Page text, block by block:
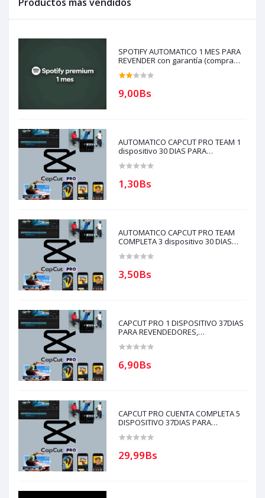
Productos más vendidos
SPOTIFY AUTOMATICO 1 MES PARA
REVENDER con garantía (compra
solo si tienes creditos)
9,00Bs
AUTOMATICO CAPCUT PRO TEAM 1
dispositivo 30 DIAS PARA
puede comprar) para soporte
1,30Bs
AUTOMATICO CAPCUT PRO TEAM
COMPLETA 3 dispositivo 30 DIAS
creditos puede comprar)
3,50Bs
CAPCUT PRO 1 DISPOSITIVO 37DIAS
PARA REVENDEDORES,
puede comprar, ) para soporte
6,90Bs
CAPCUT PRO CUENTA COMPLETA 5
DISPOSITIVO 37DIAS PARA
(solo con creditos puede comprar, )
Historial,
29,99Bs